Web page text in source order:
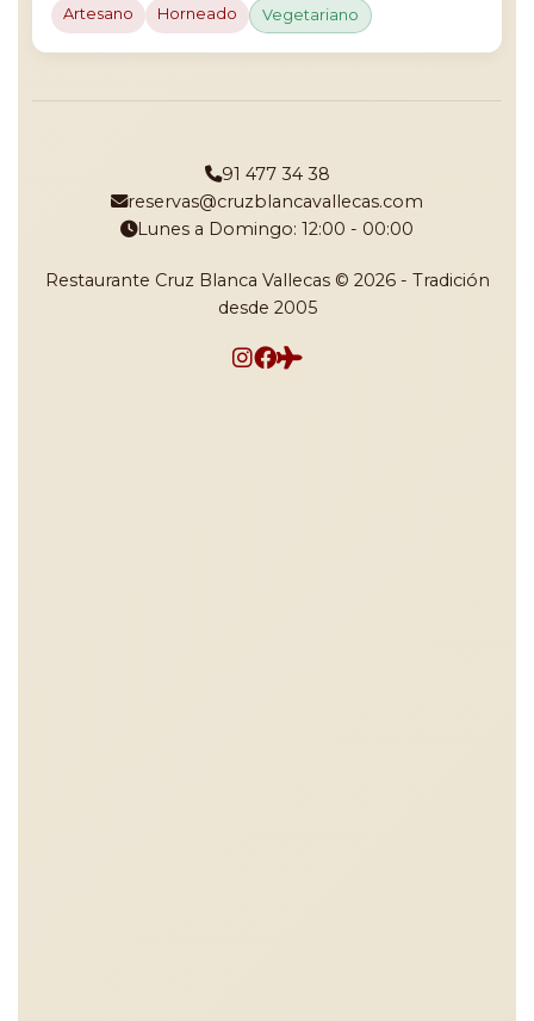
Artesano Horneado Vegetariano
91 477 34 38
reservas@cruzblancavallecas.com
Lunes a Domingo: 12:00 - 00:00
Restaurante Cruz Blanca Vallecas © 2026 - Tradición
desde 2005